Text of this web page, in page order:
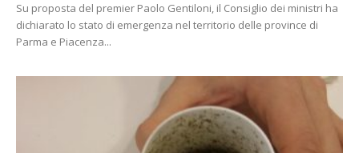
Su proposta del premier Paolo Gentiloni, il Consiglio dei ministri ha
dichiarato lo stato di emergenza nel territorio delle province di
Parma e Piacenza...